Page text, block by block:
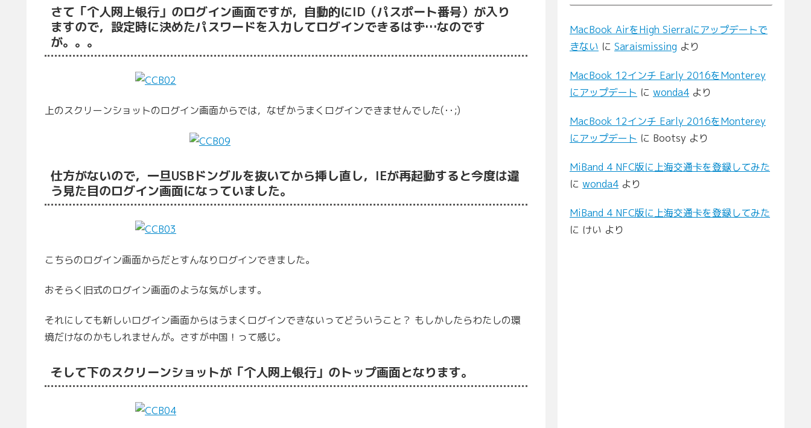
さて「个人网上银行」のログイン画面ですが，自動的にID（パスポート番号）が入り
ますので，設定時に決めたパスワードを入力してログインできるはず…なのです
が。。。
上のスクリーンショットのログイン画面からでは，なぜかうまくログインできませんでした(･･;)
仕方がないので，一旦USBドングルを抜いてから挿し直し，IEが再起動すると今度は違
う見た目のログイン画面になっていました。
こちらのログイン画面からだとすんなりログインできました。
おそらく旧式のログイン画面のような気がします。
それにしても新しいログイン画面からはうまくログインできないってどういうこと？ もしかしたらわたしの環
境だけなのかもしれませんが。さすが中国！って感じ。
そして下のスクリーンショットが「个人网上银行」のトップ画面となります。
MacBook AirをHigh Sierraにアップデートで
きない に Saraismissing より
MacBook 12インチ Early 2016をMonterey
にアップデート に wonda4 より
MacBook 12インチ Early 2016をMonterey
にアップデート に Bootsy より
MiBand 4 NFC版に上海交通卡を登録してみた
に wonda4 より
MiBand 4 NFC版に上海交通卡を登録してみた
に けい より